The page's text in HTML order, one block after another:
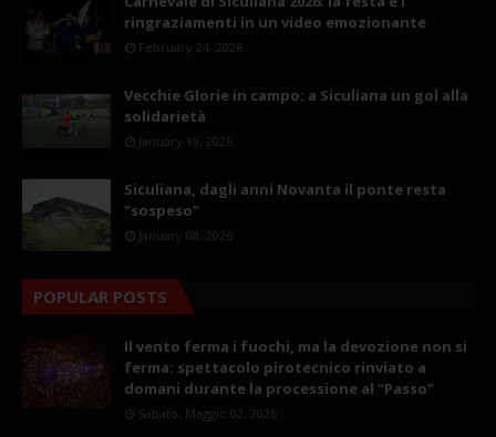
ringraziamenti in un video emozionante
February 24, 2026
Vecchie Glorie in campo: a Siculiana un gol alla
solidarietà
January 19, 2026
Siculiana, dagli anni Novanta il ponte resta
"sospeso"
January 08, 2026
POPULAR POSTS
Il vento ferma i fuochi, ma la devozione non si
ferma: spettacolo pirotecnico rinviato a
domani durante la processione al “Passo”
Sabato, Maggio 02, 2026